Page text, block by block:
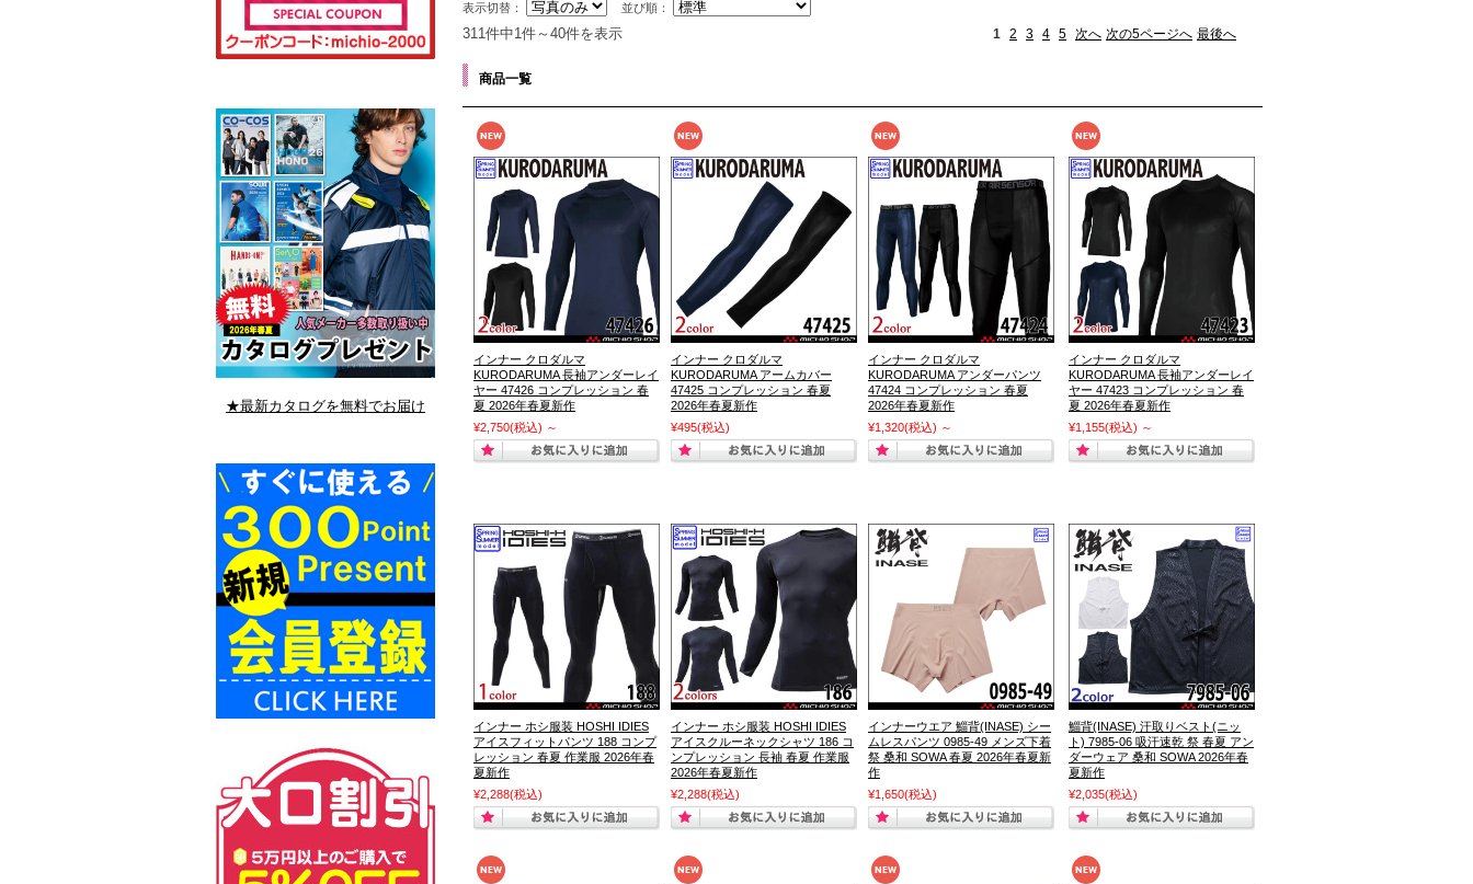
表示切替： 並び順：
311件中1件～40件を表示 1 2 3 4 5 次へ 次の5ページへ 最後へ
商品一覧
インナー クロダルマ
KURODARUMA 長袖アンダーレイ
ヤー 47426 コンプレッション 春
夏 2026年春夏新作
¥2,750(税込) ～
インナー クロダルマ
KURODARUMA アームカバー
47425 コンプレッション 春夏
2026年春夏新作
¥495(税込)
インナー クロダルマ
KURODARUMA アンダーパンツ
47424 コンプレッション 春夏
2026年春夏新作
¥1,320(税込) ～
インナー クロダルマ
KURODARUMA 長袖アンダーレイ
ヤー 47423 コンプレッション 春
夏 2026年春夏新作
¥1,155(税込) ～
インナー ホシ服装 HOSHI IDIES
アイスフィットパンツ 188 コンプ
レッション 春夏 作業服 2026年春
夏新作
¥2,288(税込)
インナー ホシ服装 HOSHI IDIES
アイスクルーネックシャツ 186 コ
ンプレッション 長袖 春夏 作業服
2026年春夏新作
¥2,288(税込)
インナーウエア 鯔背(INASE) シー
ムレスパンツ 0985-49 メンズ下着
祭 桑和 SOWA 春夏 2026年春夏新
作
¥1,650(税込)
鯔背(INASE) 汗取りベスト(ニッ
ト) 7985-06 吸汗速乾 祭 春夏 アン
ダーウェア 桑和 SOWA 2026年春
夏新作
¥2,035(税込)
★最新カタログを無料でお届け